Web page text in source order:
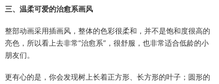
三、温柔可爱的治愈系画风
整部动画采用插画风，整体的色彩很柔和，并不是饱和度很高的
亮色，所以看上去非常“治愈系”，很舒服，也非常适合低龄的小
朋友们。
更有心的是，你会发现树上长着正方形、长方形的叶子；圆形的